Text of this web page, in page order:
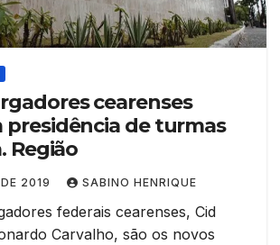
cearenses
presidência de turmas
Região
2019 SABINO HENRIQUE
federais cearenses, Cid
Carvalho, são os novos